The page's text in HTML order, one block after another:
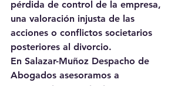
pérdida de control de la empresa,
una valoración injusta de las
acciones o conflictos societarios
posteriores al divorcio.
En Salazar-Muñoz Despacho de
Abogados asesoramos a